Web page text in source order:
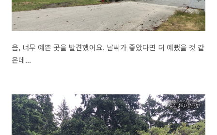
음, 너무 예쁜 곳을 발견했어요. 날씨가 좋았다면 더 예뻤을 것 같
은데...